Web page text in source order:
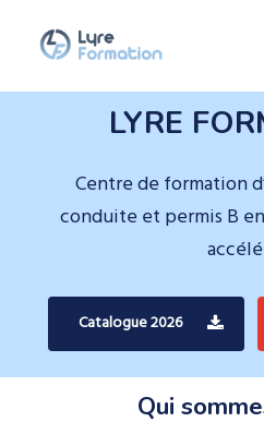
LYRE
Centre de formation
conduite et permis B
Catalogue 2026
Qui